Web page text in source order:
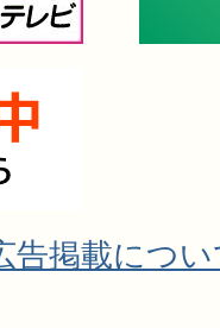
告掲載につ